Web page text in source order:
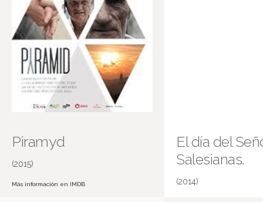
Piramyd
(2015)
Más información en IMDB
El día del
Salesianas.
(2014)